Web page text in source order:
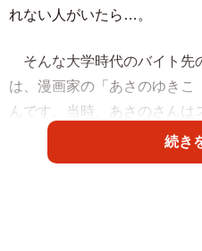
れない人がいたら…。
そんな大学時代のバイト先
は、漫画家の「あさのゆきこ
んです。当時、あさのさん
グストアでアルバイトをして
りましたが、あさのさんは上
続き